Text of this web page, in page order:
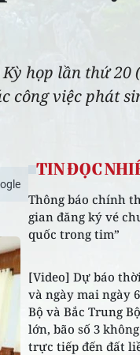
họp lần thứ 20
công việc phát
TIN ĐỌC
Thông báo chính
gian đăng ký vé
quốc trong tim”
[Video] Dự báo
và ngày mai ngày
Bộ và Bắc Trung
lớn, bão số 3
trực tiếp đến đất